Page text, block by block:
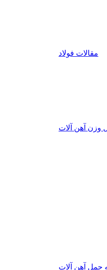
مقالات فولاد
وزن آهن آلات
حمل آهن آلات